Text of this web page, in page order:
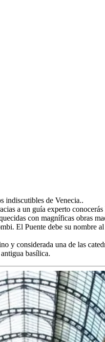
indiscutibles de Venecia..
a un guía experto
con magníficas obras
El Puente debe su nombre
y considerada una de las
basílica.